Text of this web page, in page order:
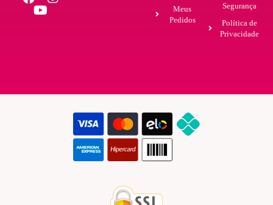
Meus
Pedidos
Segurança
Política de
Privacidade